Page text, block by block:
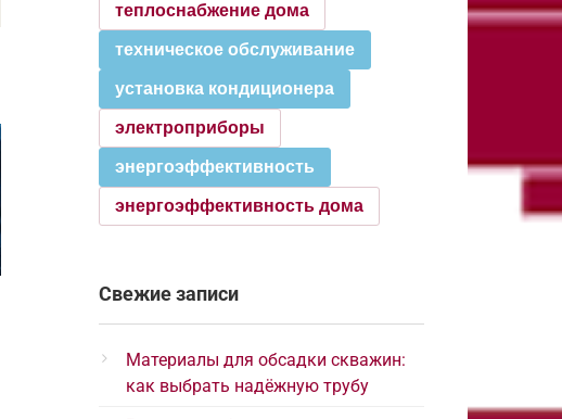
теплоснабжение дома
техническое обслуживание
установка кондиционера
электроприборы
энергоэффективность
энергоэффективность дома
Свежие записи
Материалы для обсадки скважин:
как выбрать надёжную трубу